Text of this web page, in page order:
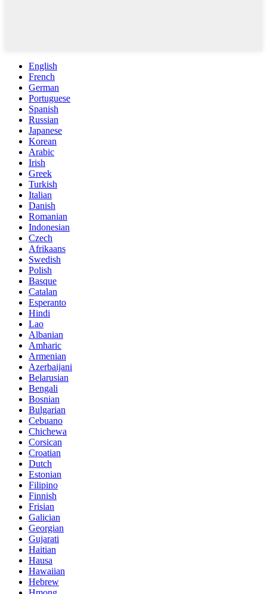
English
French
German
Portuguese
Spanish
Russian
Japanese
Korean
Arabic
Irish
Greek
Turkish
Italian
Danish
Romanian
Indonesian
Czech
Afrikaans
Swedish
Polish
Basque
Catalan
Esperanto
Hindi
Lao
Albanian
Amharic
Armenian
Azerbaijani
Belarusian
Bengali
Bosnian
Bulgarian
Cebuano
Chichewa
Corsican
Croatian
Dutch
Estonian
Filipino
Finnish
Frisian
Galician
Georgian
Gujarati
Haitian
Hausa
Hawaiian
Hebrew